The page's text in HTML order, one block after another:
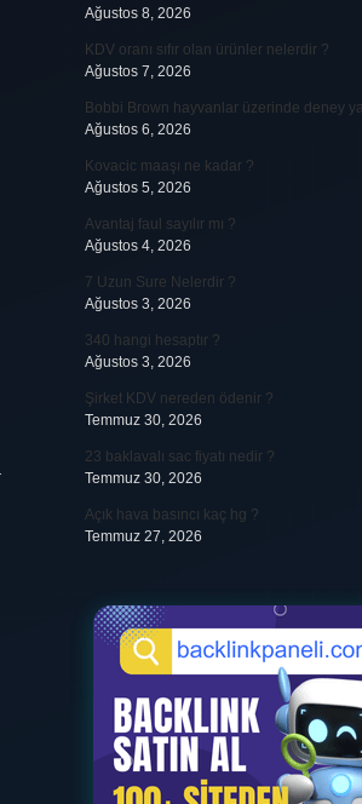
Ağustos 8, 2026
KDV oranı sıfır olan ürünler nelerdir ?
Ağustos 7, 2026
Bobbi Brown hayvanlar üzerinde deney
Ağustos 6, 2026
Kovacic maaşı ne kadar ?
Ağustos 5, 2026
Avantaj faul sayılır mı ?
Ağustos 4, 2026
7 Uzun Sure Nelerdir ?
Ağustos 3, 2026
340 hangi hesaptır ?
Ağustos 3, 2026
Şirket KDV nereden ödenir ?
Temmuz 30, 2026
23 baklavalı sac fiyatı nedir ?
Temmuz 30, 2026
Açık hava basıncı kaç hg ?
Temmuz 27, 2026